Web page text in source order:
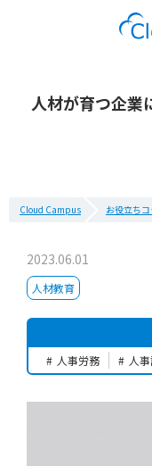
人材が育つ企業
Cloud Campus お役立ち
2023.06.01
人材教育
人事労務 人